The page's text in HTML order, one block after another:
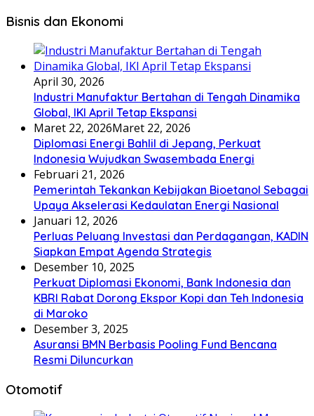
Bisnis dan Ekonomi
April 30, 2026
Industri Manufaktur Bertahan di Tengah Dinamika
Global, IKI April Tetap Ekspansi
Maret 22, 2026Maret 22, 2026
Diplomasi Energi Bahlil di Jepang, Perkuat
Indonesia Wujudkan Swasembada Energi
Februari 21, 2026
Pemerintah Tekankan Kebijakan Bioetanol Sebagai
Upaya Akselerasi Kedaulatan Energi Nasional
Januari 12, 2026
Perluas Peluang Investasi dan Perdagangan, KADIN
Siapkan Empat Agenda Strategis
Desember 10, 2025
Perkuat Diplomasi Ekonomi, Bank Indonesia dan
KBRI Rabat Dorong Ekspor Kopi dan Teh Indonesia
di Maroko
Desember 3, 2025
Asuransi BMN Berbasis Pooling Fund Bencana
Resmi Diluncurkan
Otomotif